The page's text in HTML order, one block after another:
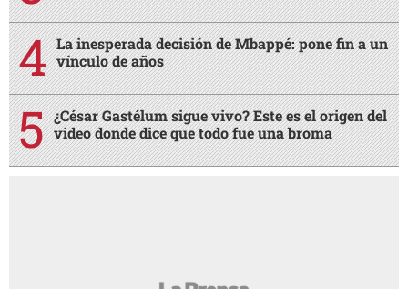
La inesperada decisión de Mbappé: pone fin a un
vínculo de años
¿César Gastélum sigue vivo? Este es el origen del
video donde dice que todo fue una broma